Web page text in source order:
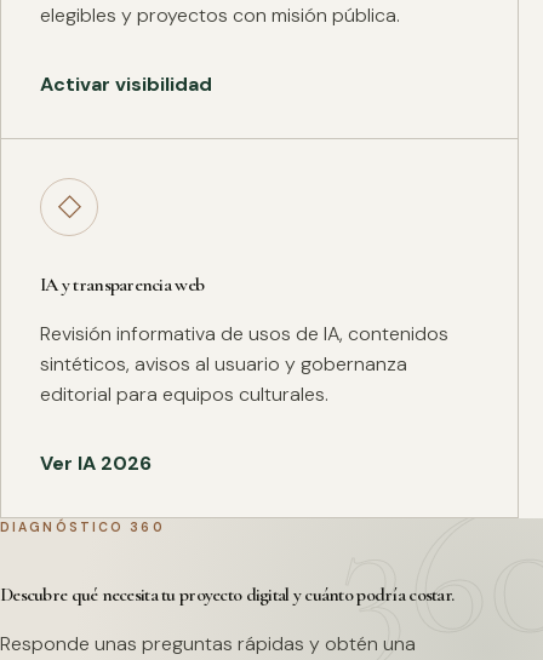
elegibles y proyectos con misión pública.
Activar visibilidad
◇
IA y transparencia web
Revisión informativa de usos de IA, contenidos
sintéticos, avisos al usuario y gobernanza
editorial para equipos culturales.
Ver IA 2026
DIAGNÓSTICO 360
Descubre qué necesita tu proyecto digital y cuánto podría costar.
Responde unas preguntas rápidas y obtén una